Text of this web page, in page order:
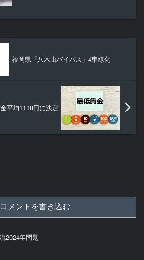
当な経済上の利益の提供要請）を認定
福岡県「八木山バイパス」4車線化
平均1118円に決定
コメントを書き込む
2024年問題